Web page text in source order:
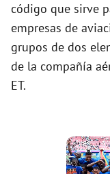
código que sirve
empresas de
grupos de dos
de la compañía
ET.